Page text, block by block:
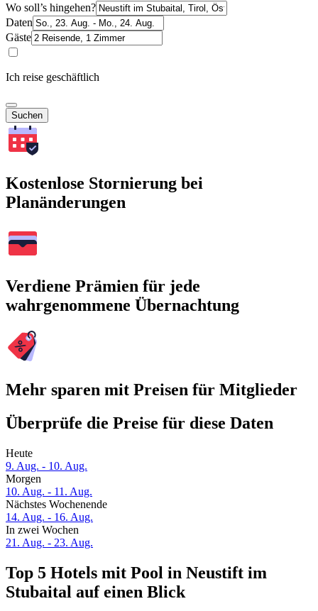
Wo soll’s hingehen?
Daten
Gäste
Ich reise geschäftlich
Suchen
Kostenlose Stornierung bei
Planänderungen
Verdiene Prämien für jede
wahrgenommene Übernachtung
Mehr sparen mit Preisen für Mitglieder
Überprüfe die Preise für diese Daten
Heute
9. Aug. - 10. Aug.
Morgen
10. Aug. - 11. Aug.
Nächstes Wochenende
14. Aug. - 16. Aug.
In zwei Wochen
21. Aug. - 23. Aug.
Top 5 Hotels mit Pool in Neustift im
Stubaital auf einen Blick